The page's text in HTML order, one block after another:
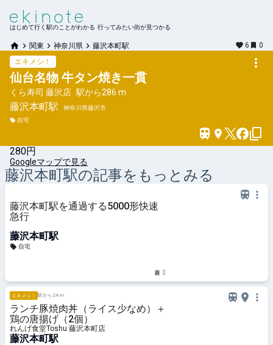
はじめて行く駅のことがわかる 行ってみたい街が見つかる
関東 神奈川県 藤沢本町駅 6
0
エキメシ！
仙台名物 牛タン焼き一貫
くら寿司 藤沢店 駅から286 m
藤沢本町駅
神奈川県藤沢市
自宅
280円
Googleマップで見る
藤沢本町駅の記事をもっとみる
藤沢本町駅を通過する5000形快速
急行
藤沢本町駅
自宅
3
エキメシ！ 駅から24 m
ランチ豚焼肉丼（ライス少なめ）＋
鶏の唐揚げ（2個）
れんげ食堂Toshu 藤沢本町店
藤沢本町駅